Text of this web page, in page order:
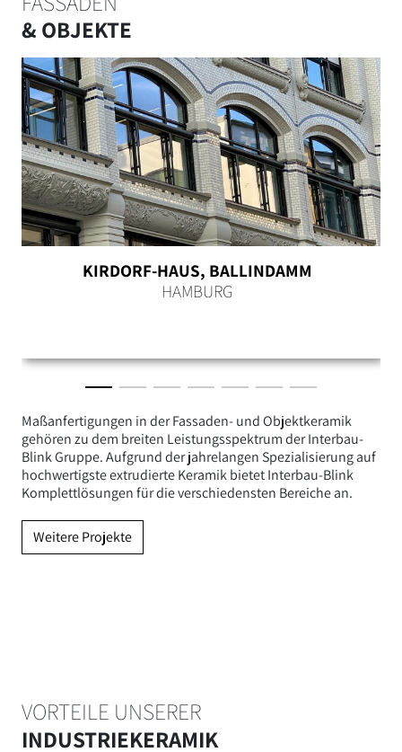
& OBJEKTE
Maßanfertigungen in der Fassaden- und Objektkeramik
gehören zu dem breiten Leistungsspektrum der Interbau-
Blink Gruppe. Aufgrund der jahrelangen Spezialisierung auf
hochwertigste extrudierte Keramik bietet Interbau-Blink
Komplettlösungen für die verschiedensten Bereiche an.
Weitere Projekte
KIRDORF-HAUS, BALLINDAMM
HAMBURG
VORTEILE UNSERER
INDUSTRIEKERAMIK